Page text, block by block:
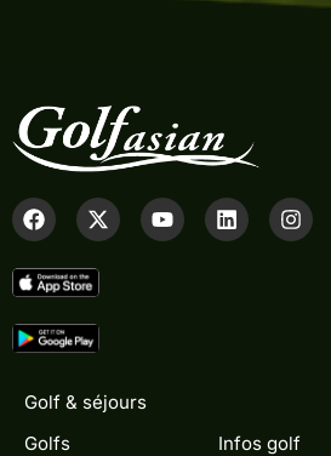
Golf & séjours
Golfs
Infos golf